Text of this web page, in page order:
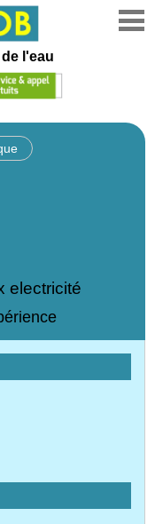
l'eau
electricité